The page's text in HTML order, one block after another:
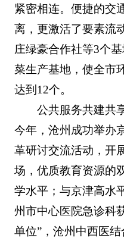
紧密相连。便捷的交
离，更激活了要素流
庄绿豪合作社等3个
菜生产基地，使全市
达到12个。
公共服务共建共
今年，沧州成功举办
革研讨交流活动，开
场，优质教育资源的
学水平；与京津高水
州市中心医院急诊科
单位”，沧州中西医